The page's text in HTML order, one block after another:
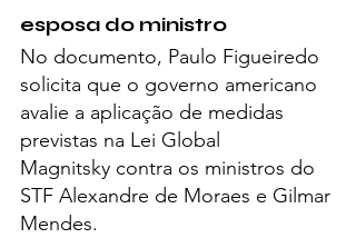
esposa do ministro
No documento, Paulo Figueiredo
solicita que o governo americano
avalie a aplicação de medidas
previstas na Lei Global
Magnitsky contra os ministros do
STF Alexandre de Moraes e Gilmar
Mendes.